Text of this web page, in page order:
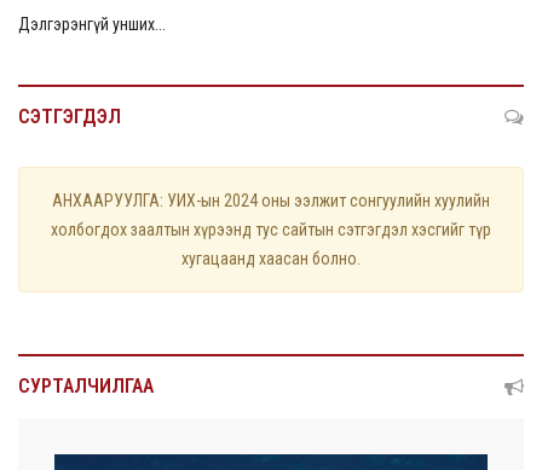
Дэлгэрэнгүй унших...
СЭТГЭГДЭЛ
АНХААРУУЛГА: УИХ-ын 2024 оны ээлжит сонгуулийн хуулийн
холбогдох заалтын хүрээнд тус сайтын сэтгэгдэл хэсгийг түр
хугацаанд хаасан болно.
СУРТАЛЧИЛГАА